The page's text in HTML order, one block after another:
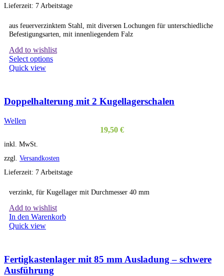
Lieferzeit: 7 Arbeitstage
aus feuerverzinktem Stahl, mit diversen Lochungen für unterschiedliche
Befestigungsarten, mit innenliegendem Falz
Add to wishlist
Select optionsDieses
auf.
Produktseite
werden
Quick view
Doppelhalterung mit 2 Kugellagerschalen
Wellen
19,50 €
inkl. MwSt.
zzgl. Versandkosten
Lieferzeit: 7 Arbeitstage
verzinkt, für Kugellager mit Durchmesser 40 mm
Add to wishlist
In den Warenkorb
Quick view
Fertigkastenlager mit 85 mm Ausladung – schwere
Ausführung